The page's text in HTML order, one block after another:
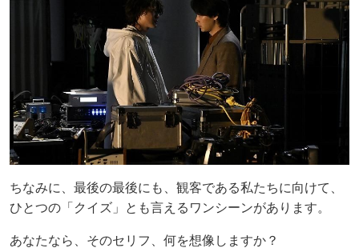
ちなみに、最後の最後にも、観客である私たちに向けて、
ひとつの「クイズ」とも言えるワンシーンがあります。
あなたなら、そのセリフ、何を想像しますか？